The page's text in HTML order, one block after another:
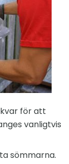
för att
vanligtvis
sömmarna.